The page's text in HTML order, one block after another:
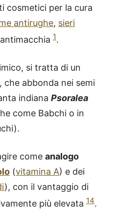
cosmetici per la cura
antirughe, sieri
1.
si tratta di un
, che abbonda nei semi
indiana Psoralea
come Babchi o in
come analogo
(vitamina A) e dei
), con il vantaggio di
più elevata 14.